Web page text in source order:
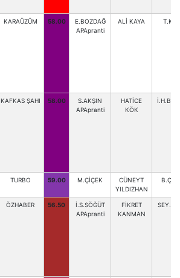
KARAÜZÜM 58.00
E.BOZDAĞ
APApranti
ALİ KAYA
KAFKAS ŞAHI 58.00
S.AKŞIN
APApranti
HATİCE
KÖK
TURBO 59.00 M.ÇİÇEK
CÜNEYT
YILDIZHAN
ÖZHABER 56.50
İ.S.SÖĞÜT
APApranti
FİKRET
KANMAN